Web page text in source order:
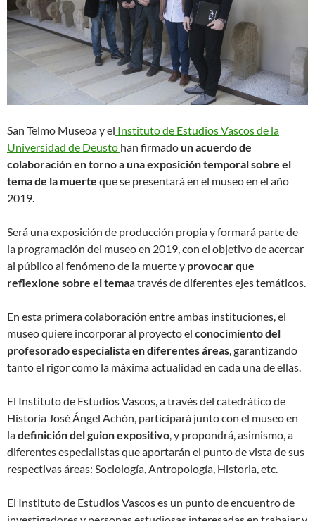
San Telmo Museoa y el Instituto de Estudios Vascos de la
Universidad de Deusto han firmadoun acuerdo de
colaboración en torno a una exposición temporal sobre el
tema de la muerte que se presentará en el museo en el año
2019.
Será una exposición de producción propia y formará parte de
la programación del museo en 2019, con el objetivo de acercar
al público al fenómeno de la muerte y provocar que
reflexione sobre el temaa través de diferentes ejes temáticos.
En esta primera colaboración entre ambas instituciones, el
museo quiere incorporar al proyecto el conocimiento del
profesorado especialista en diferentes áreas, garantizando
tanto el rigor como la máxima actualidad en cada una de ellas.
El Instituto de Estudios Vascos, a través del catedrático de
Historia José Ángel Achón, participará junto con el museo en
ladefinición del guion expositivo, y propondrá, asimismo, a
diferentes especialistas que aportarán el punto de vista de sus
respectivas áreas: Sociología, Antropología, Historia, etc.
El Instituto de Estudios Vascos es un punto de encuentro de